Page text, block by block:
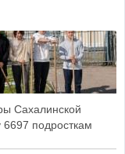
Сахалинской
6697 подросткам